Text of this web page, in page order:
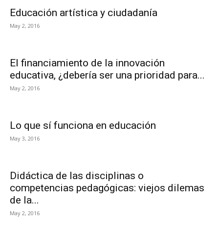
Educación artística y ciudadanía
May 2, 2016
El financiamiento de la innovación
educativa, ¿debería ser una prioridad para...
May 2, 2016
Lo que sí funciona en educación
May 3, 2016
Didáctica de las disciplinas o
competencias pedagógicas: viejos dilemas
de la...
May 2, 2016